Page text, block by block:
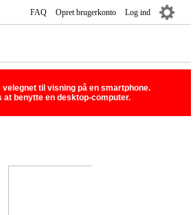
FAQ Opret brugerkonto Log ind
velegnet til visning på en smartphone.
at benytte en desktop-computer.